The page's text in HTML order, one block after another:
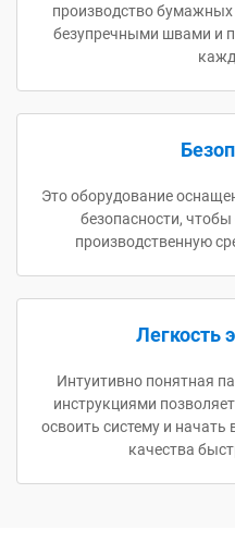
производство бумажных
безупречными швами и
Это оборудование
безопасности,
производственную
Легкость
Интуитивно понятная
инструкциями
освоить систему и
качества